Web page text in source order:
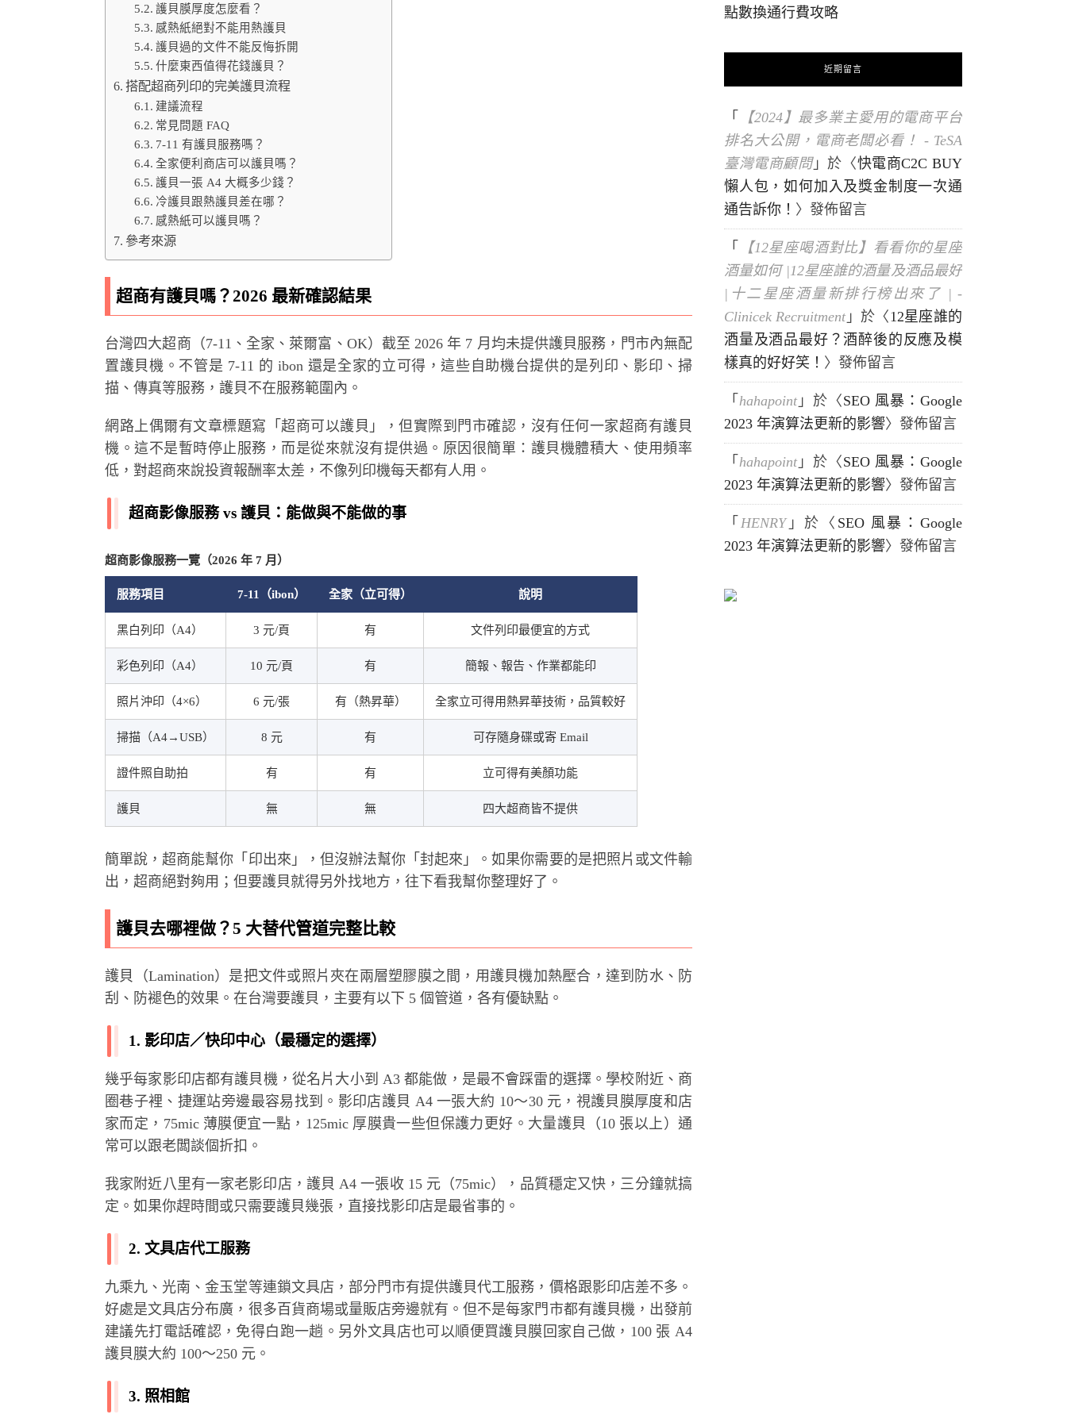
護貝膜厚度怎麼看？
感熱紙絕對不能用熱護貝
護貝過的文件不能反悔拆開
什麼東西值得花錢護貝？
搭配超商列印的完美護貝流程
建議流程
常見問題 FAQ
7-11 有護貝服務嗎？
全家便利商店可以護貝嗎？
護貝一張 A4 大概多少錢？
冷護貝跟熱護貝差在哪？
感熱紙可以護貝嗎？
參考來源
超商有護貝嗎？2026 最新確認結果
台灣四大超商（7-11、全家、萊爾富、OK）截至 2026 年 7 月均未提供護貝服務，門市內無配
置護貝機。不管是 7-11 的 ibon 還是全家的立可得，這些自助機台提供的是列印、影印、掃
描、傳真等服務，護貝不在服務範圍內。
網路上偶爾有文章標題寫「超商可以護貝」，但實際到門市確認，沒有任何一家超商有護貝
機。這不是暫時停止服務，而是從來就沒有提供過。原因很簡單：護貝機體積大、使用頻率
低，對超商來說投資報酬率太差，不像列印機每天都有人用。
超商影像服務 vs 護貝：能做與不能做的事
超商影像服務一覽（2026 年 7 月）
服務項目 7-11（ibon） 全家（立可得） 說明
黑白列印（A4） 3 元/頁 有 文件列印最便宜的方式
彩色列印（A4） 10 元/頁 有 簡報、報告、作業都能印
照片沖印（4×6） 6 元/張 有（熱昇華） 全家立可得用熱昇華技術，品質較好
掃描（A4→USB） 8 元 有 可存隨身碟或寄 Email
證件照自助拍 有 有 立可得有美顏功能
護貝 無 無 四大超商皆不提供
簡單說，超商能幫你「印出來」，但沒辦法幫你「封起來」。如果你需要的是把照片或文件輸
出，超商絕對夠用；但要護貝就得另外找地方，往下看我幫你整理好了。
護貝去哪裡做？5 大替代管道完整比較
護貝（Lamination）是把文件或照片夾在兩層塑膠膜之間，用護貝機加熱壓合，達到防水、防
刮、防褪色的效果。在台灣要護貝，主要有以下 5 個管道，各有優缺點。
1. 影印店／快印中心（最穩定的選擇）
幾乎每家影印店都有護貝機，從名片大小到 A3 都能做，是最不會踩雷的選擇。學校附近、商
圈巷子裡、捷運站旁邊最容易找到。影印店護貝 A4 一張大約 10～30 元，視護貝膜厚度和店
家而定，75mic 薄膜便宜一點，125mic 厚膜貴一些但保護力更好。大量護貝（10 張以上）通
常可以跟老闆談個折扣。
我家附近八里有一家老影印店，護貝 A4 一張收 15 元（75mic），品質穩定又快，三分鐘就搞
定。如果你趕時間或只需要護貝幾張，直接找影印店是最省事的。
2. 文具店代工服務
九乘九、光南、金玉堂等連鎖文具店，部分門市有提供護貝代工服務，價格跟影印店差不多。
好處是文具店分布廣，很多百貨商場或量販店旁邊就有。但不是每家門市都有護貝機，出發前
建議先打電話確認，免得白跑一趟。另外文具店也可以順便買護貝膜回家自己做，100 張 A4
護貝膜大約 100～250 元。
3. 照相館
點數換通行費攻略
近期留言
「
【2024】最多業主愛用的電商平台
排名大公開，電商老闆必看！ - TeSA
臺灣電商顧問」於〈快電商C2C BUY
懶人包，如何加入及獎金制度一次通
通告訴你！ 〉發佈留言
「
【12星座喝酒對比】看看你的星座
酒量如何 |12星座誰的酒量及酒品最好
|十二星座酒量新排行榜出來了 | -
Clinicek Recruitment 」於〈 12星座誰的
酒量及酒品最好？酒醉後的反應及模
樣真的好好笑！ 〉發佈留言
「 hahapoint 」於〈 SEO 風暴：Google
2023 年演算法更新的影響〉發佈留言
「 hahapoint 」於〈 SEO 風暴：Google
2023 年演算法更新的影響〉發佈留言
「 HENRY」於〈 SEO 風暴：Google
2023 年演算法更新的影響〉發佈留言